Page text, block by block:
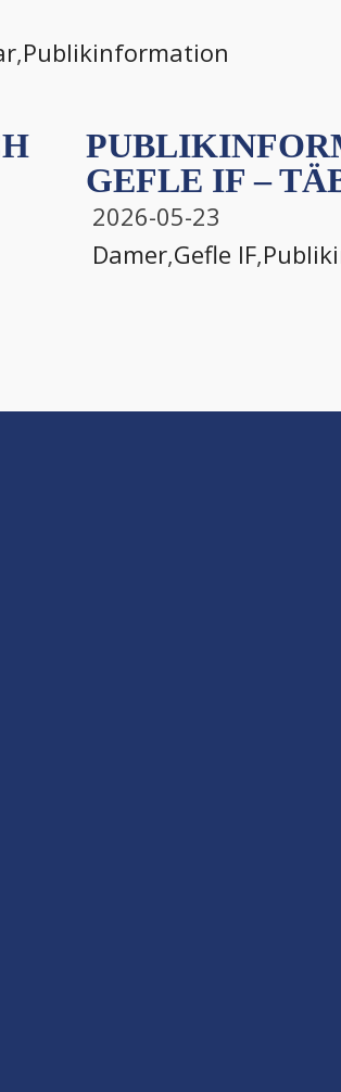
,Publikinformation
GEFLE IF –
2026-05-23
Damer,Gefle IF,